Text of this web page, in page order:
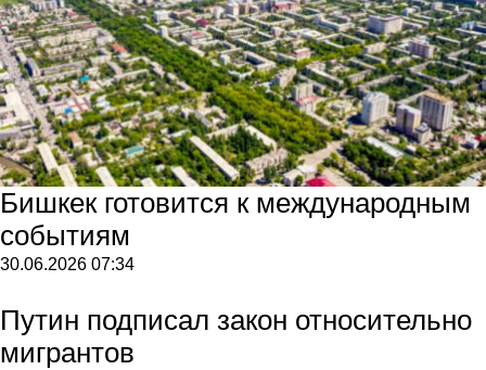
Бишкек готовится к международным
событиям
30.06.2026 07:34
Путин подписал закон относительно
мигрантов